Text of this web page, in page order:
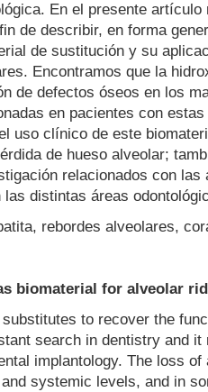
En el presente
de describir, en forma
de sustitución y su
Encontramos que la
de defectos óseos en los
en pacientes con
uso clínico de este
de hueso alveolar;
relacionados con
las distintas áreas
rebordes alveolares,
biomaterial for alveolar
to recover the
search in dentistry and it
implantology. The loss
systemic levels, and in